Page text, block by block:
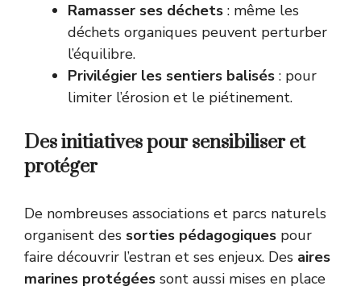
Ramasser ses déchets : même les
déchets organiques peuvent perturber
l’équilibre.
Privilégier les sentiers balisés : pour
limiter l’érosion et le piétinement.
Des initiatives pour sensibiliser et
protéger
De nombreuses associations et parcs naturels
organisent des sorties pédagogiques pour
faire découvrir l’estran et ses enjeux. Des aires
marines protégées sont aussi mises en place